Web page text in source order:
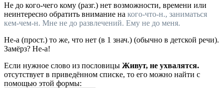
Не до кого-чего кому (разг.) нет возможности, времени или
неинтересно обратить внимание на кого-что-н., заниматься
кем-чем-н. Мне не до развлечений. Ему не до меня.
Не-а (прост.) то же, что нет (в 1 знач.) (обычно в детской речи).
Замёрз? Не-а!
Если нужное слово из пословицы Живут, не ухвалятся.
отсутствует в приведённом списке, то его можно найти с
помощью этой формы: